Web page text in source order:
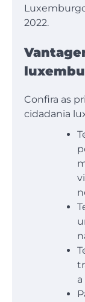
2022.
Confira as
cidadania